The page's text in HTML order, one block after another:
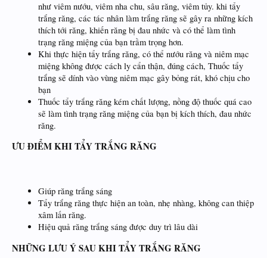
như viêm nướu, viêm nha chu, sâu răng, viêm tủy. khi tẩy
trắng răng, các tác nhân làm trắng răng sẽ gây ra những kích
thích tới răng, khiến răng bị đau nhức và có thể làm tình
trạng răng miệng của bạn trầm trọng hơn.
Khi thực hiện tẩy trắng răng, có thể nướu răng và niêm mạc
miệng không được cách ly cẩn thận, đúng cách, Thuốc tẩy
trắng sẽ dính vào vùng niêm mạc gây bỏng rát, khó chịu cho
bạn
Thuốc tẩy trắng răng kém chất lượng, nồng độ thuốc quá cao
sẽ làm tình trạng răng miệng của bạn bị kích thích, đau nhức
răng.
ƯU ĐIỂM KHI TẨY TRẮNG RĂNG
Giúp răng trắng sáng
Tẩy trắng răng thực hiện an toàn, nhẹ nhàng, không can thiệp
xâm lấn răng.
Hiệu quả răng trắng sáng được duy trì lâu dài
NHỮNG LƯU Ý SAU KHI TẨY TRẮNG RĂNG